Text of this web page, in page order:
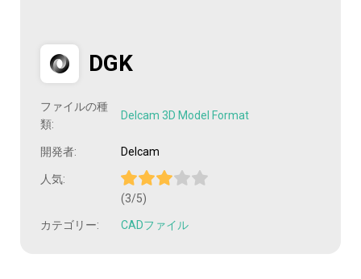
DGK
ファイルの種
類:
Delcam 3D Model Format
開発者: Delcam
人気:
(3/5)
カテゴリー: CADファイル